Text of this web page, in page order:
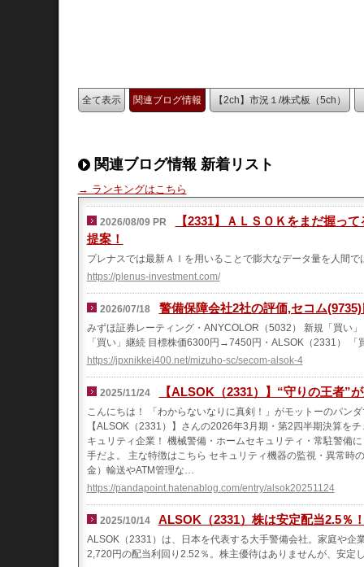
全て表示 関連ブログ情報 【2ch】市況１/株式板（5ch）
関連ブログ情報 新着リスト
→ ランキングはこちら
2026/08/09 PR
【2331】ＡＬＳＯＫをまだ握っ
提案！
プレナスでは最新ＡＩを用いることで膨大なデータ量を人間
https://plenus-investment.com/
2026/07/18 警備保障会社2社の評価,セコム
みずほ証券レーティング・ANYCOLOR（5032） 新規「買い
「買い」継続 目標株価6300円→7450円・ALSOK（2331） 「
https://jpxnikkei400.net/mizuho-sc/secom-alsok-4
2025/11/24 【ALSOK（2331）】“守りの王者”が
こんにちは！ 「わからないなりに真剣！」がモットーのパン
【ALSOK（2331）】さんの2026年3月期・第2四半期決算を
キュリティ企業！ 機械警備・ホームセキュリティ・常駐警備
手だよ。 主な特徴はこちら セキュリティ機器の監視・異常時
金）輸送やATM管理な…
https://pandapoint.hatenablog.com/entry/alsok20251124
2025/10/14 ALSOK（2331）株は安定配当2.5％
ALSOK（2331）は、日本を代表する大手警備会社。家庭や企
2,720円の配当利回り2.52％。株主優待はありませんが、安定